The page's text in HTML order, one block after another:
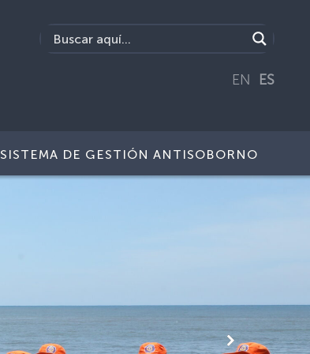
EN ES
SISTEMA DE GESTIÓN ANTISOBORNO
Siguiente